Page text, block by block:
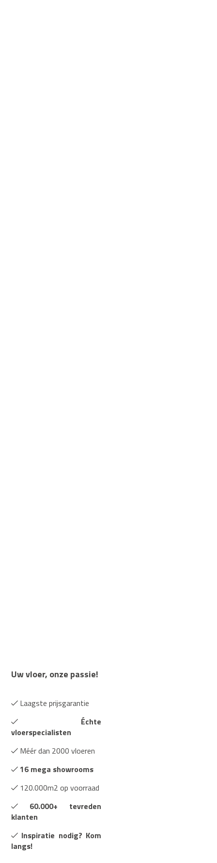
Uw vloer, onze passie!
Laagste prijsgarantie
Échte
vloerspecialisten
Méér dan 2000 vloeren
16 mega showrooms
120.000m2 op voorraad
60.000+ tevreden
klanten
Inspiratie nodig? Kom
langs!